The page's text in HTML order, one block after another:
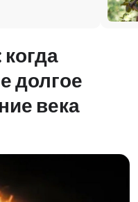
долгое
века